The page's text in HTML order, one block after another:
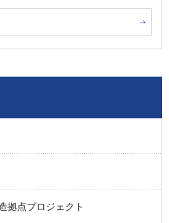
拠点プロジェクト